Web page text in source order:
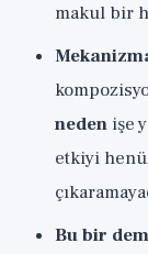
makul bir
neden işe
etkiyi
Bu bir